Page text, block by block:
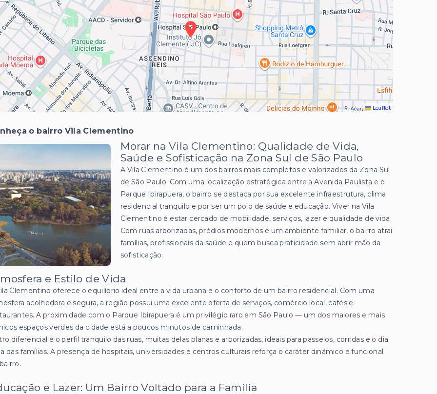
Leaflet
o bairro Vila Clementino
Morar na Vila Clementino: Qualidade de Vida,
Saúde e Sofisticação na Zona Sul de São Paulo
A Vila Clementino é um dos bairros mais completos e valorizados da Zona Sul
de São Paulo. Com uma localização estratégica entre a Avenida Paulista e o
Parque Ibirapuera, o bairro se destaca por sua excelente infraestrutura, clima
residencial tranquilo e por ser um polo de saúde e educação. Viver na Vila
Clementino é estar cercado de mobilidade, serviços, lazer e qualidade de vida.
Com ruas arborizadas, prédios modernos e um ambiente familiar, o bairro atrai
famílias, profissionais da saúde e quem busca praticidade sem abrir mão da
sofisticação.
e Estilo de Vida
Clementino oferece o equilíbrio ideal entre a vida urbana e o conforto de um bairro residencial. Com uma
acolhedora e segura, a região possui uma excelente oferta de serviços, comércio local, cafés e
A proximidade com o Parque Ibirapuera é um privilégio raro em São Paulo — um dos maiores e mais
espaços verdes da cidade está a poucos minutos de caminhada.
diferencial é o perfil tranquilo das ruas, muitas delas planas e arborizadas, ideais para passeios, corridas e o dia
das famílias. A presença de hospitais, universidades e centros culturais reforça o caráter dinâmico e funcional
e Lazer: Um Bairro Voltado para a Família